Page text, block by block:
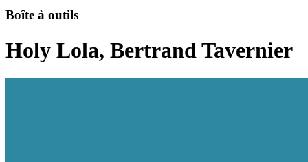
Boîte à outils
Holy Lola, Bertrand Tavernier